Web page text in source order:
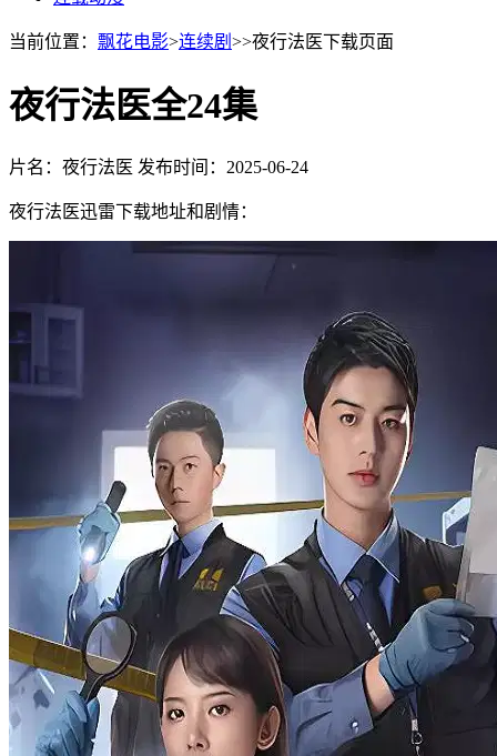
当前位置： 飘花电影>连续剧 >>夜行法医下载页面
夜行法医全24集
片名：夜行法医 发布时间：2025-06-24
夜行法医迅雷下载地址和剧情：